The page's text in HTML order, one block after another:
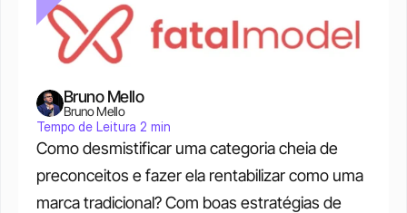
Como desmistificar uma categoria cheia de
preconceitos e fazer ela rentabilizar como uma
marca tradicional? Com boas estratégias de
Bruno Mello
Bruno Mello
Tempo de Leitura 2 min